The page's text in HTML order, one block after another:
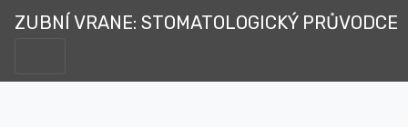
ZUBNÍ VRANE: STOMATOLOGICKÝ PRŮVODCE